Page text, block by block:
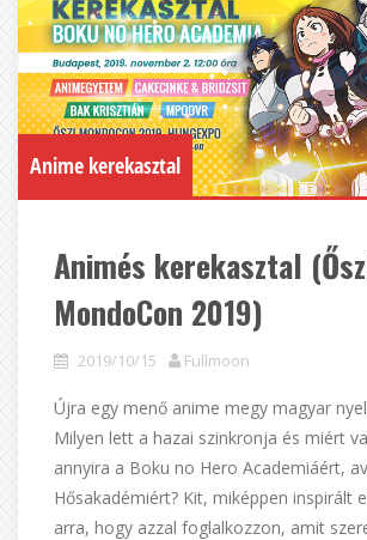
Anime kerekasztal
Animés kerekasztal
MondoCon 2019)
2019/10/15 Fullmoon
Újra egy menő anime megy magyar
Milyen lett a hazai szinkronja és miért
annyira a Boku no Hero Academiáért,
Hősakadémiért? Kit, miképpen inspirált
arra, hogy azzal foglalkozzon, amit